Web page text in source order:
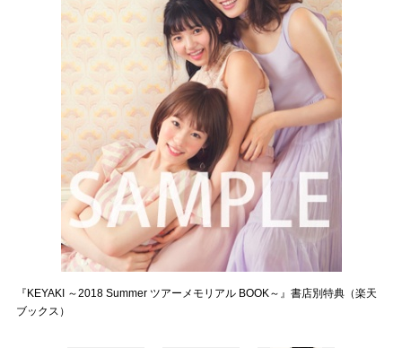
『KEYAKI ～2018 Summer ツアーメモリアル BOOK～』書店別特典（楽天
ブックス）